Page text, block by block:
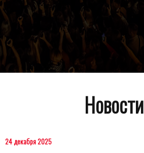
Новости
24 декабря 2025